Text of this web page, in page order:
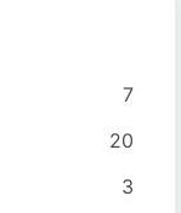
7
20
3